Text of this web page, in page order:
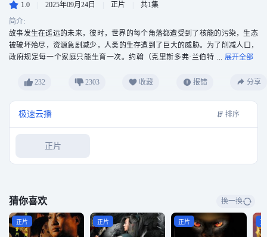
1.0 2025年09月24日 正片
共1集
简介:
故事发生在遥远的未来，彼时，世界的每个角落都遭受到了核能的污染，生态
被破坏殆尽，资源急剧减少，人类的生存遭到了巨大的威胁。为了削减人口，
政府规定每一个家庭只能生育一次。约翰（克里斯多弗·兰伯特
Locklin 饰）失去了他们的孩子，之后，凯伦再次怀孕，为了生下腹中的孩子，
监狱里，狱警在约翰的身体里植入了名为“ZED-10”的装置，用于监视他的一举
一动，甚至是一个想法或一个梦境。一次偶然中，约翰得知了取出装置的方
法，脱离了监视的他决定带着妻子和即将出世的孩子逃离魔窟。
232 2303 收藏 报错 分享
极速云播 排序
正片
猜你喜欢 换一换
正片 正片 正片 正